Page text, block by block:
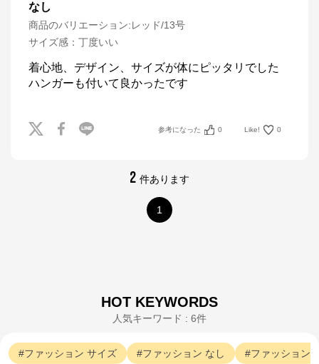
なし
商品のバリエーション:レッド/13号
サイズ感 ： 丁度いい
着心地、デザイン、サイズが体にピッタリでした
ハンガーも付いて良かったです
参考になった 0 Like! 0
2 件あります
1
HOT KEYWORDS
人気キーワード : 6件
ファッション サイズ ファッション なし ファッション